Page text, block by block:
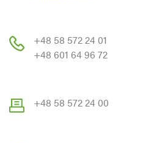
+48 58 572 24 01
+48 601 64 96 72
+48 58 572 24 00